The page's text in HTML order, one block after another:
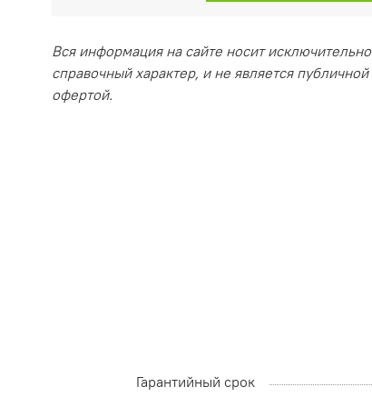
Вся информация на сайте носит исключительно
справочный характер, и не является публичной
офертой.
Гарантийный срок